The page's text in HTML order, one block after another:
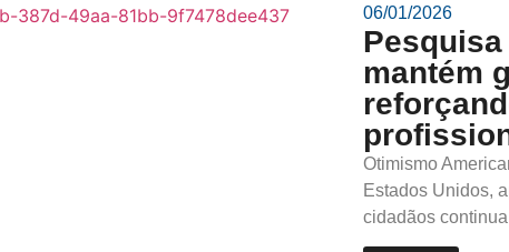
06/01/2026
mantém
Otimismo
Estados Unidos,
cidadãos